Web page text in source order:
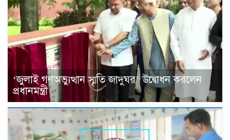
‘জুলাই গণঅভ্যুত্থান স্মৃতি জাদুঘর’ উদ্বোধন করলেন
প্রধানমন্ত্রী